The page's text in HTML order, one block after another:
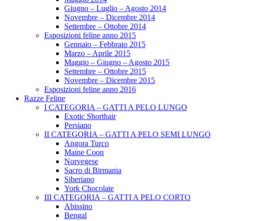
Giugno – Luglio – Agosto 2014
Novembre – Dicembre 2014
Settembre – Ottobre 2014
Esposizioni feline anno 2015
Gennaio – Febbraio 2015
Marzo – Aprile 2015
Maggio – Giugno – Agosto 2015
Settembre – Ottobre 2015
Novembre – Dicembre 2015
Esposizioni feline anno 2016
Razze Feline
I CATEGORIA – GATTI A PELO LUNGO
Exotic Shorthair
Persiano
II CATEGORIA – GATTI A PELO SEMI LUNGO
Angora Turco
Maine Coon
Norvegese
Sacro di Birmania
Siberiano
York Chocolate
III CATEGORIA – GATTI A PELO CORTO
Abissino
Bengal